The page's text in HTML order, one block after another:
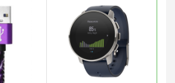
این
محصول
دارای
انواع
مختلفی
می